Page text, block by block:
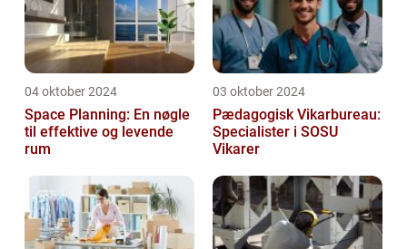
04 oktober 2024
Space Planning: En nøgle
til effektive og levende
rum
03 oktober 2024
Pædagogisk Vikarbureau:
Specialister i SOSU
Vikarer